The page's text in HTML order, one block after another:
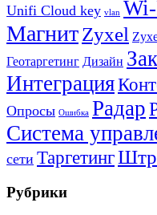
Unifi Cloud key vlan
МагнитZyxel
Геотаргетинг Дизайн
Интеграция
Опросы Ошибка Радар
Система
сети Таргетинг
Рубрики